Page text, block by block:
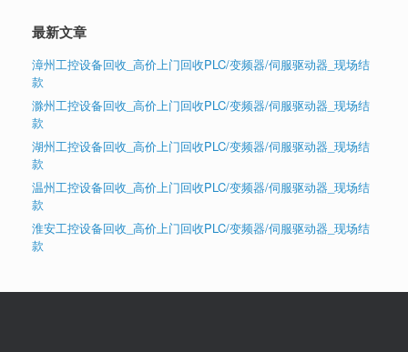
最新文章
漳州工控设备回收_高价上门回收PLC/变频器/伺服驱动器_现场结
款
滁州工控设备回收_高价上门回收PLC/变频器/伺服驱动器_现场结
款
湖州工控设备回收_高价上门回收PLC/变频器/伺服驱动器_现场结
款
温州工控设备回收_高价上门回收PLC/变频器/伺服驱动器_现场结
款
淮安工控设备回收_高价上门回收PLC/变频器/伺服驱动器_现场结
款